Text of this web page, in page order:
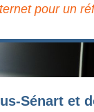
pour un
Sénart et